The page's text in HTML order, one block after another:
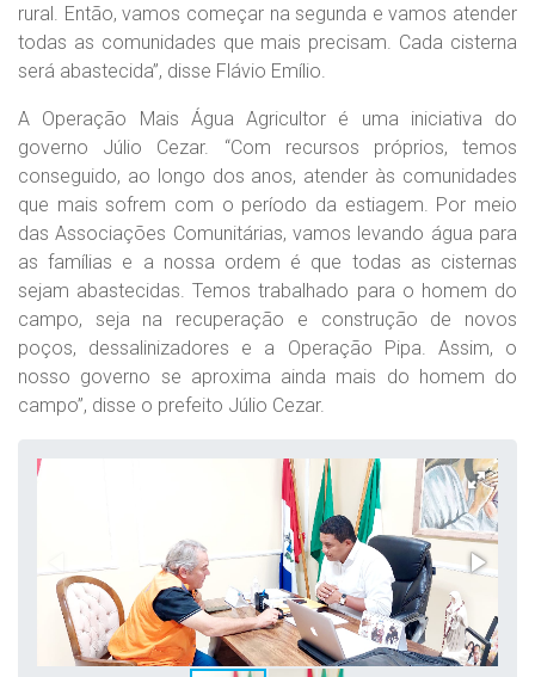
rural. Então, vamos começar na segunda e vamos atender
todas as comunidades que mais precisam. Cada cisterna
será abastecida”, disse Flávio Emílio.
A Operação Mais Água Agricultor é uma iniciativa do
governo Júlio Cezar. “Com recursos próprios, temos
conseguido, ao longo dos anos, atender às comunidades
que mais sofrem com o período da estiagem. Por meio
das Associações Comunitárias, vamos levando água para
as famílias e a nossa ordem é que todas as cisternas
sejam abastecidas. Temos trabalhado para o homem do
campo, seja na recuperação e construção de novos
poços, dessalinizadores e a Operação Pipa. Assim, o
nosso governo se aproxima ainda mais do homem do
campo”, disse o prefeito Júlio Cezar.